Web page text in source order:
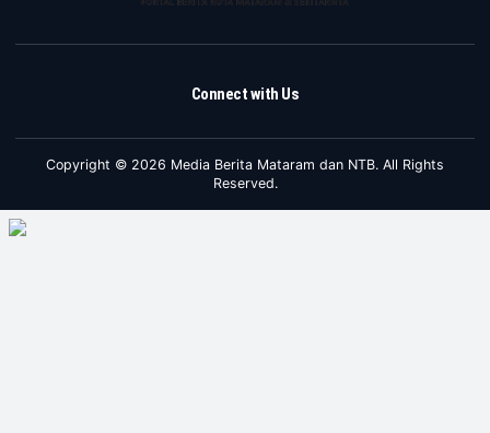
Connect with Us
Copyright © 2026 Media Berita Mataram dan NTB. All Rights
Reserved.